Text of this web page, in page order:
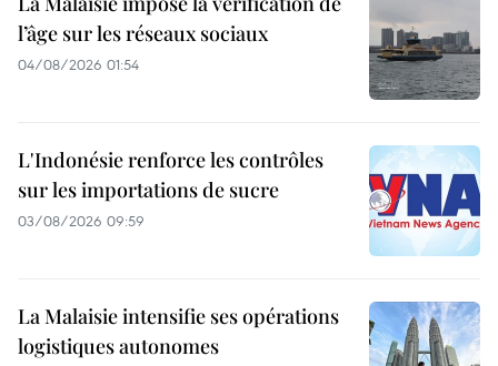
l’âge sur les réseaux sociaux
04/08/2026 01:54
L'Indonésie renforce les contrôles
sur les importations de sucre
03/08/2026 09:59
La Malaisie intensifie ses opérations
logistiques autonomes